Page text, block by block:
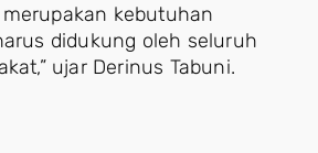
kebutuhan
didukung oleh seluruh
ujar Derinus Tabuni.